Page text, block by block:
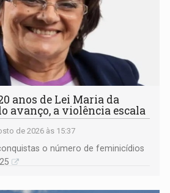
anos de Lei Maria da
avanço, a violência escala
de 2026 às 15:37
o número de feminicídios